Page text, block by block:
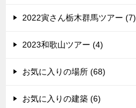
2022寅さん栃木群馬ツアー (7)
2023和歌山ツアー (4)
お気に入りの場所 (68)
お気に入りの建築 (6)